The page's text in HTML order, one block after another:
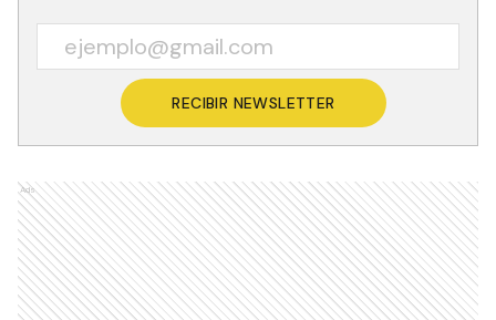
RECIBIR NEWSLETTER
Ads